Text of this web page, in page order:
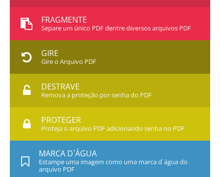
FRAGMENTE
Separe um único PDF dentre diversos arquivos PDF
GIRE
Gire o Arquivo PDF
DESTRAVE
Remova a proteção por senha do PDF
PROTEGER
Proteja o arquivo PDF adicionando senha no PDF
MARCA D`ÁGUA
Estampe uma imagem como uma marca d`água do
arquivo PDF